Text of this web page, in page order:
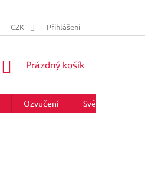
CZK Přihlášení
NÁKUPNÍ
Prázdný košík
Ozvučení Světla